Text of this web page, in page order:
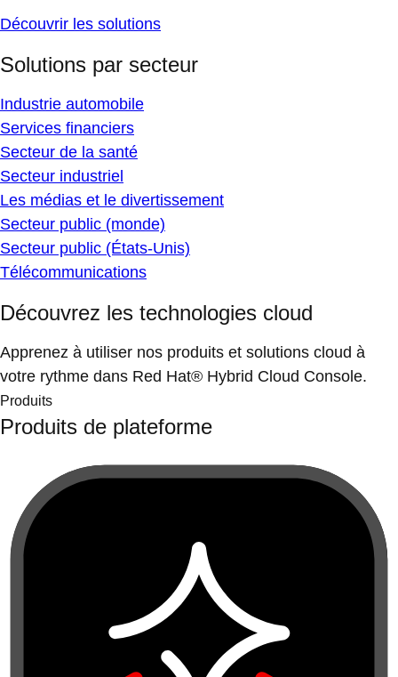
Découvrir les solutions
Solutions par secteur
Industrie automobile
Services financiers
Secteur de la santé
Secteur industriel
Les médias et le divertissement
Secteur public (monde)
Secteur public (États-Unis)
Télécommunications
Découvrez les technologies cloud
Apprenez à utiliser nos produits et solutions cloud à
votre rythme dans Red Hat® Hybrid Cloud Console.
Produits
Produits de plateforme